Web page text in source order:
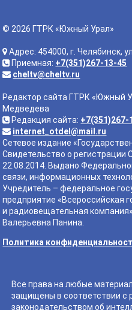
© 2026 ГТРК «Южный Урал»
Адрес: 454000, г. Челябинск,
Приемная: +7(351)267-13-45
cheltv@cheltv.ru
Редактор сайта ГТРК «Южный
Медведева
Редакция сайта: +7(351)267-
internet_otdel@mail.ru
Сетевое издание
Свидетельство о
22.08.2014. Выдано
связи, информационных
Учредитель – федеральное
предприятие «Всероссийская
и радиовещательная
Валерьевна Панина.
Политика
Все права на любые
защищены в соответствии
законодательством об